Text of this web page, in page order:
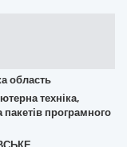
область
техніка,
пакетів програмного